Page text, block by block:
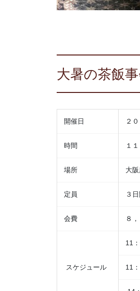
大暑の茶飯
開催日 ２
時間 １
場所 大
定員 ３
会費 ８
スケジュール
11
11